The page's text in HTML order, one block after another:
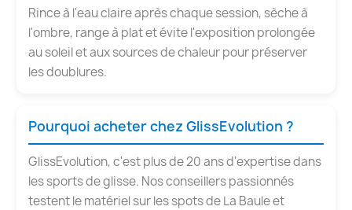
Rince à l'eau claire après chaque session, sèche à
l'ombre, range à plat et évite l'exposition prolongée
au soleil et aux sources de chaleur pour préserver
les doublures.
Pourquoi acheter chez GlissEvolution ?
GlissEvolution, c'est plus de 20 ans d'expertise dans
les sports de glisse. Nos conseillers passionnés
testent le matériel sur les spots de La Baule et